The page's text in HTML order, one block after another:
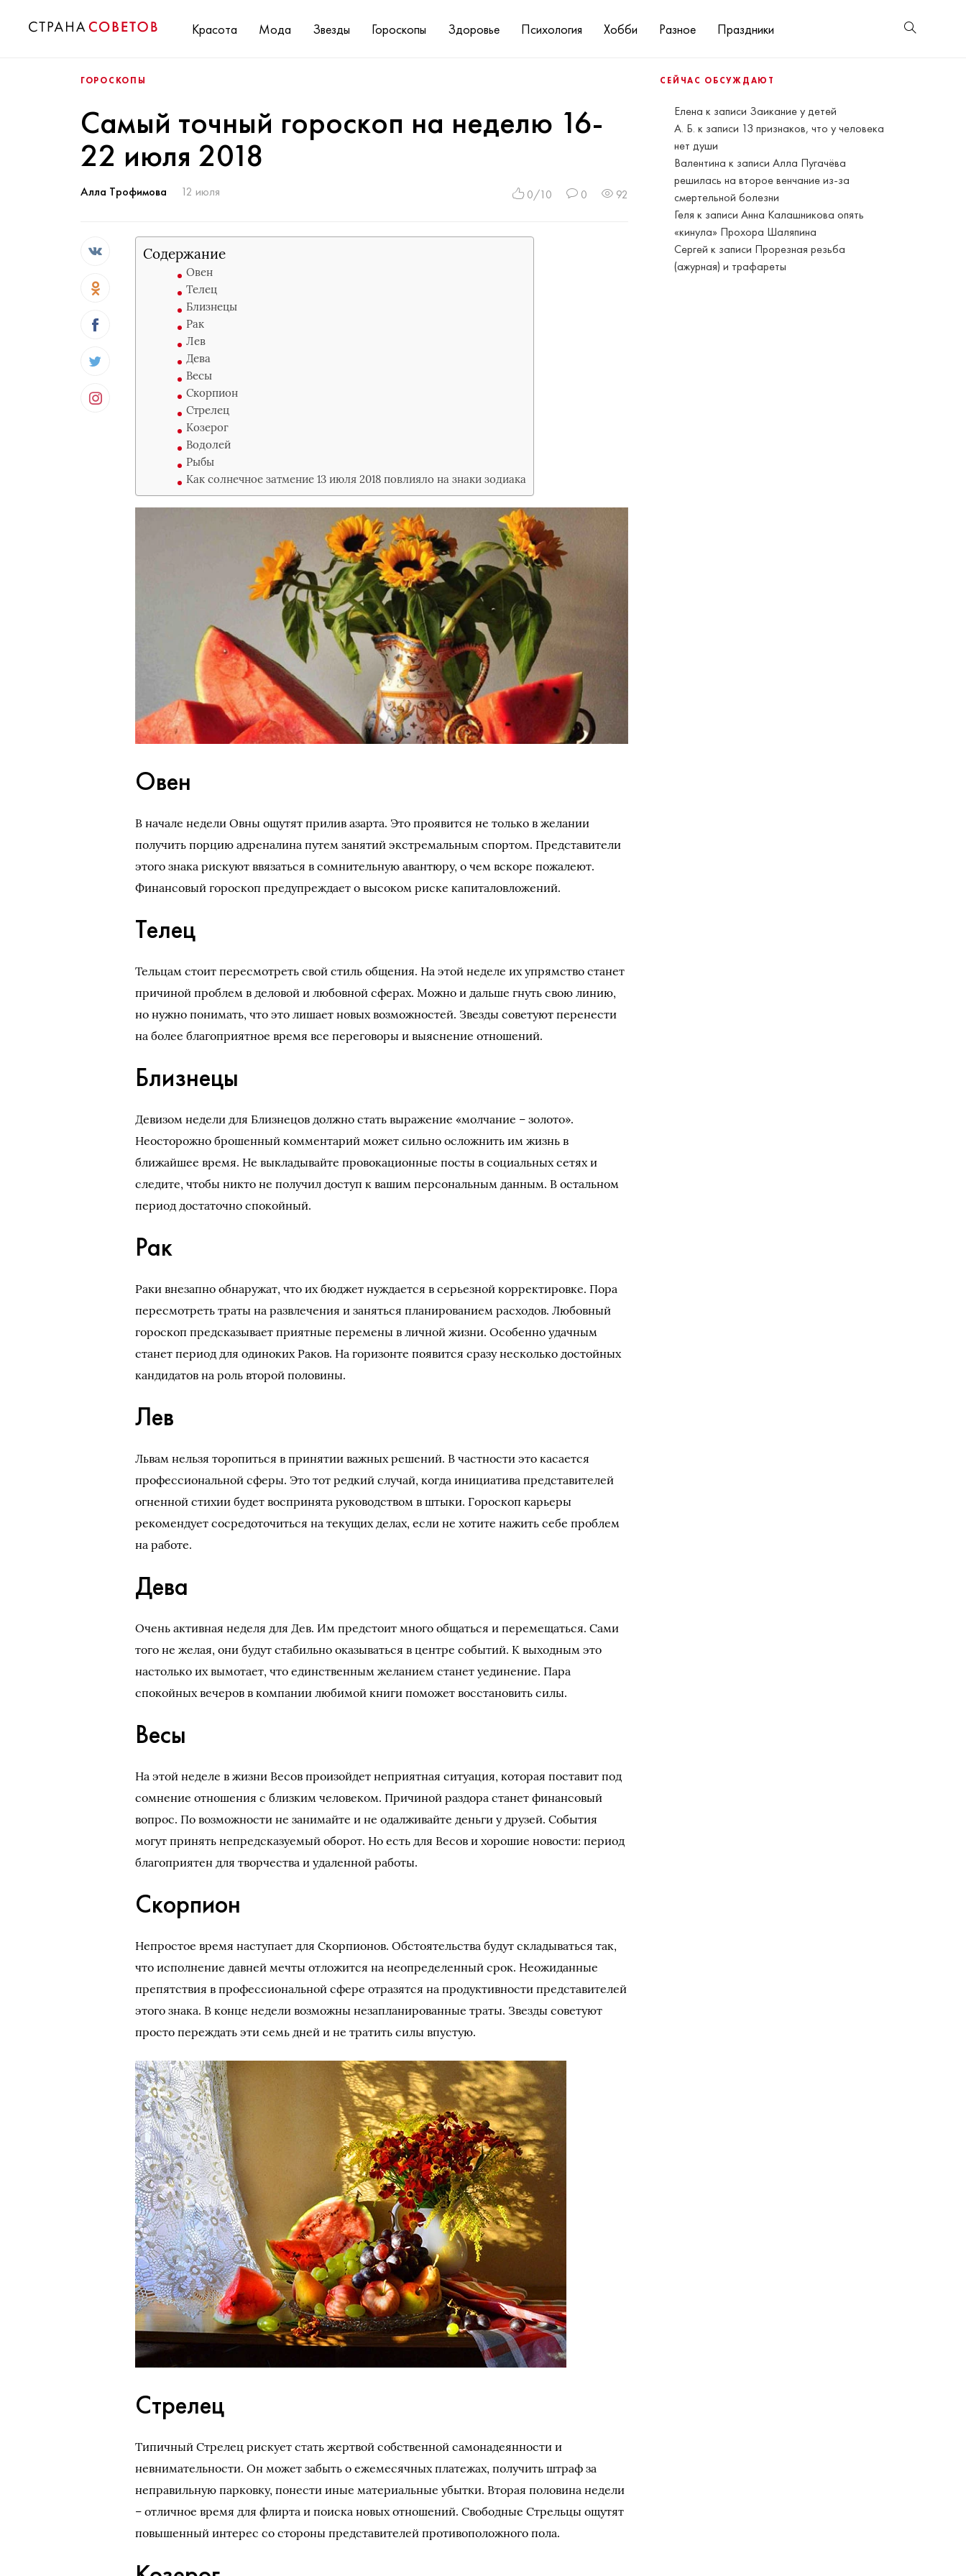
Красота Мода Звезды Гороскопы Здоровье Психология Хобби Разное Праздники
СЕЙЧАС ОБСУЖДАЮТ
Елена к записи Заикание у детей
А. Б. к записи 13 признаков, что у человека
нет души
Валентина к записиАлла Пугачёва
решилась на второе венчание из-за
смертельной болезни
Геля к записиАнна Калашникова опять
«кинула» Прохора Шаляпина
Сергей к записи Прорезная резьба
(ажурная) и трафареты
ГОРОСКОПЫ
Самый точный гороскоп на неделю 16-
22 июля 2018
Алла Трофимова 12 июля 0/10 0 92
Содержание
Овен
Телец
Близнецы
Рак
Лев
Дева
Весы
Скорпион
Стрелец
Козерог
Водолей
Рыбы
Как солнечное затмение 13 июля 2018 повлияло на знаки зодиака
Овен
В начале недели Овны ощутят прилив азарта. Это проявится не только в желании
получить порцию адреналина путем занятий экстремальным спортом. Представители
этого знака рискуют ввязаться в сомнительную авантюру, о чем вскоре пожалеют.
Финансовый гороскоп предупреждает о высоком риске капиталовложений.
Телец
Тельцам стоит пересмотреть свой стиль общения. На этой неделе их упрямство станет
причиной проблем в деловой и любовной сферах. Можно и дальше гнуть свою линию,
но нужно понимать, что это лишает новых возможностей. Звезды советуют перенести
на более благоприятное время все переговоры и выяснение отношений.
Близнецы
Девизом недели для Близнецов должно стать выражение «молчание – золото».
Неосторожно брошенный комментарий может сильно осложнить им жизнь в
ближайшее время. Не выкладывайте провокационные посты в социальных сетях и
следите, чтобы никто не получил доступ к вашим персональным данным. В остальном
период достаточно спокойный.
Рак
Раки внезапно обнаружат, что их бюджет нуждается в серьезной корректировке. Пора
пересмотреть траты на развлечения и заняться планированием расходов. Любовный
гороскоп предсказывает приятные перемены в личной жизни. Особенно удачным
станет период для одиноких Раков. На горизонте появится сразу несколько достойных
кандидатов на роль второй половины.
Лев
Львам нельзя торопиться в принятии важных решений. В частности это касается
профессиональной сферы. Это тот редкий случай, когда инициатива представителей
огненной стихии будет воспринята руководством в штыки. Гороскоп карьеры
рекомендует сосредоточиться на текущих делах, если не хотите нажить себе проблем
на работе.
Дева
Очень активная неделя для Дев. Им предстоит много общаться и перемещаться. Сами
того не желая, они будут стабильно оказываться в центре событий. К выходным это
настолько их вымотает, что единственным желанием станет уединение. Пара
спокойных вечеров в компании любимой книги поможет восстановить силы.
Весы
На этой неделе в жизни Весов произойдет неприятная ситуация, которая поставит под
сомнение отношения с близким человеком. Причиной раздора станет финансовый
вопрос. По возможности не занимайте и не одалживайте деньги у друзей. События
могут принять непредсказуемый оборот. Но есть для Весов и хорошие новости: период
благоприятен для творчества и удаленной работы.
Скорпион
Непростое время наступает для Скорпионов. Обстоятельства будут складываться так,
что исполнение давней мечты отложится на неопределенный срок. Неожиданные
препятствия в профессиональной сфере отразятся на продуктивности представителей
этого знака. В конце недели возможны незапланированные траты. Звезды советуют
просто переждать эти семь дней и не тратить силы впустую.
Стрелец
Типичный Стрелец рискует стать жертвой собственной самонадеянности и
невнимательности. Он может забыть о ежемесячных платежах, получить штраф за
неправильную парковку, понести иные материальные убытки. Вторая половина недели
– отличное время для флирта и поиска новых отношений. Свободные Стрельцы ощутят
повышенный интерес со стороны представителей противоположного пола.